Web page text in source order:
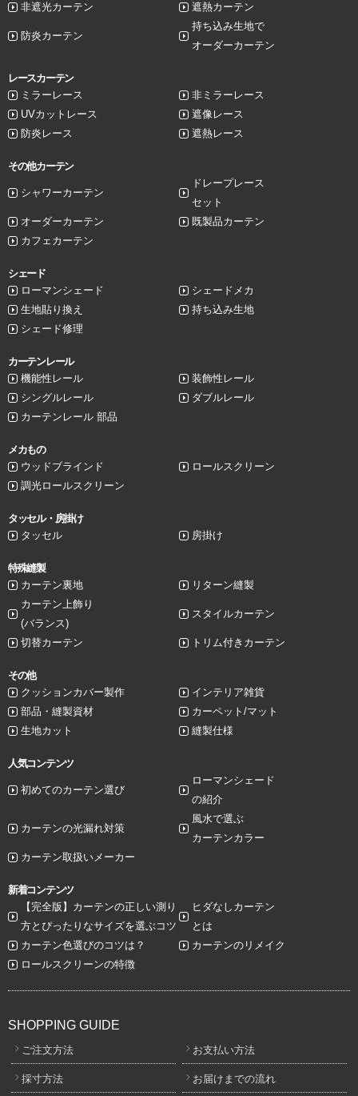
非遮光カーテン
遮熱カーテン
防炎カーテン
持ち込み生地で
オーダーカーテン
レースカーテン
ミラーレース
非ミラーレース
UVカットレース
遮像レース
防炎レース
遮熱レース
その他カーテン
シャワーカーテン
ドレープレース
セット
オーダーカーテン
既製品カーテン
カフェカーテン
シェード
ローマンシェード
シェードメカ
生地貼り換え
持ち込み生地
シェード修理
カーテンレール
機能性レール
装飾性レール
シングルレール
ダブルレール
カーテンレール 部品
メカもの
ウッドブラインド
ロールスクリーン
調光ロールスクリーン
タッセル・房掛け
タッセル
房掛け
特殊縫製
カーテン裏地
リターン縫製
カーテン上飾り
(バランス)
スタイルカーテン
切替カーテン トリム付きカーテン
その他
クッションカバー製作
インテリア雑貨
部品・縫製資材
カーペット/マット
生地カット
縫製仕様
人気コンテンツ
初めてのカーテン選び
ローマンシェード
の紹介
カーテンの光漏れ対策
風水で選ぶ
カーテンカラー
カーテン取扱いメーカー
新着コンテンツ
【完全版】カーテンの正しい測り
方とぴったりなサイズを選ぶコツ
ヒダなしカーテン
とは
カーテン色選びのコツは？
カーテンのリメイク
ロールスクリーンの特徴
SHOPPING GUIDE
ご注文方法 お支払い方法
採寸方法 お届けまでの流れ